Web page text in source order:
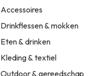
Accessoires
Drinkflessen & mokken
Eten & drinken
Kleding & textiel
Outdoor & gereedschap